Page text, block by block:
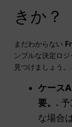
きか？
まだわからない
ンプルな決定ロ
見つけましょう。.
ケース
要。. 予
な場合